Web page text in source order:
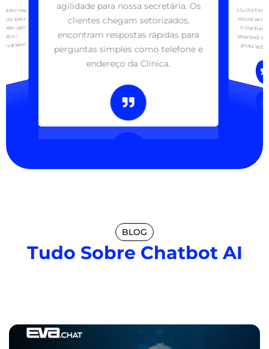
rápida e
opção
a filtrar o
de tempo.
agilidade para nossa secretária. Os
clientes chegam setorizados,
encontram respostas rápidas para
perguntas simples como telefone e
endereço da Clínica.
A Eva.Chat
otimizada para
facilitando a
apresentando
gerando
BLOG
Tudo Sobre Chatbot AI